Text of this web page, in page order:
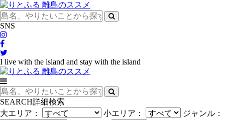
SNS
I live with the island and stay with the island
SEARCH詳細検索
大エリア：
小エリア：
ジャンル：